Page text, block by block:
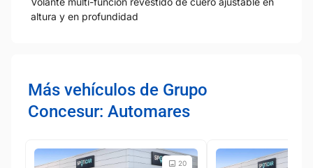
altura y en profundidad
Más vehículos de Grupo
Concesur: Automares
20